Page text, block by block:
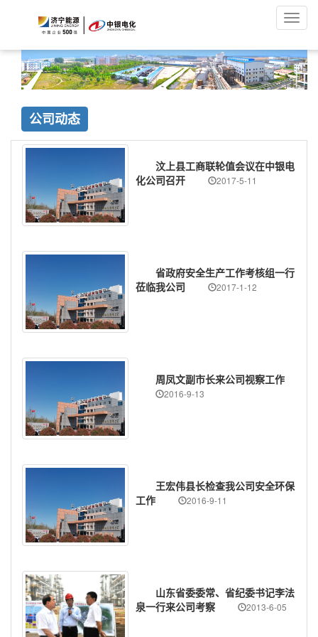
公司动态
汶上县工商联轮值会议在中银电
化公司召开
2017-5-11
省政府安全生产工作考核组一行
莅临我公司
2017-1-12
周凤文副市长来公司视察工作
2016-9-13
王宏伟县长检查我公司安全环保
工作
2016-9-11
山东省委委常、省纪委书记李法
泉一行来公司考察
2013-6-05